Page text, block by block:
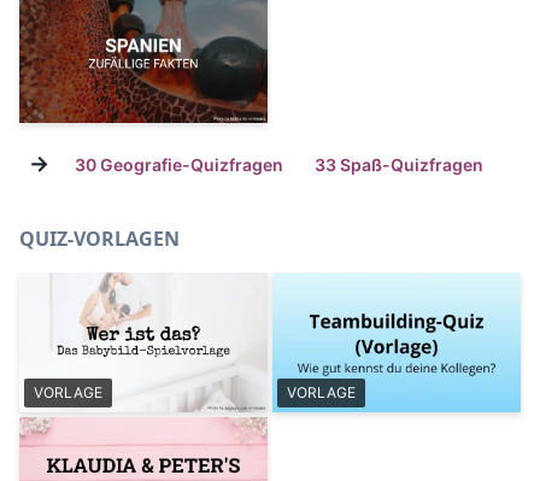
→ 30 Geografie-Quizfragen 33 Spaß-Quizfragen
QUIZ-VORLAGEN
VORLAGE VORLAGE